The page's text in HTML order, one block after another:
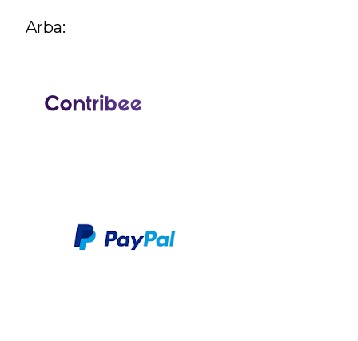
Arba: